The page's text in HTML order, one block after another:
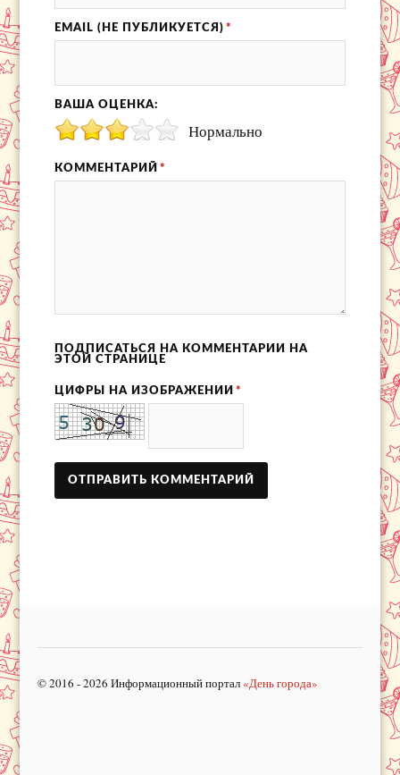
EMAIL (НЕ ПУБЛИКУЕТСЯ) *
ВАША ОЦЕНКА:
Нормально
КОММЕНТАРИЙ *
ПОДПИСАТЬСЯ НА КОММЕНТАРИИ НА
ЭТОЙ СТРАНИЦЕ
ЦИФРЫ НА ИЗОБРАЖЕНИИ *
© 2016 - 2026 Информационный портал «День города»